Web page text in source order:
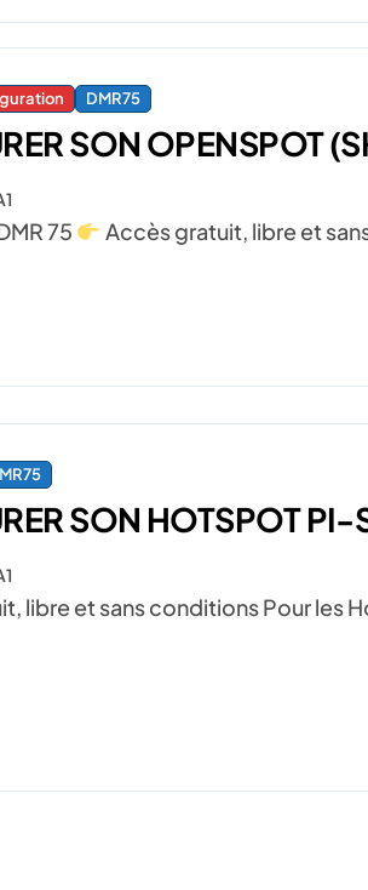
DMR75
SON OPENSPOT
75 Accès gratuit, libre et
SON HOTSPOT PI-
libre et sans conditions Pour les